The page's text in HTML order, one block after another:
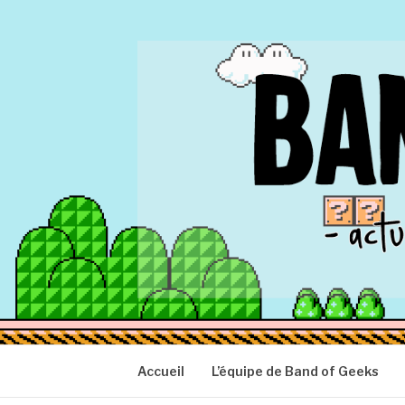
BAND OF
Actu Geek d'hier et d'aujourd'hui
Accueil L’équipe de Band of Geeks